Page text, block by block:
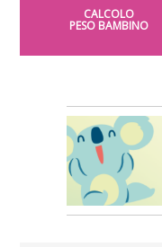
CALCOLO
PESO BAMBINO